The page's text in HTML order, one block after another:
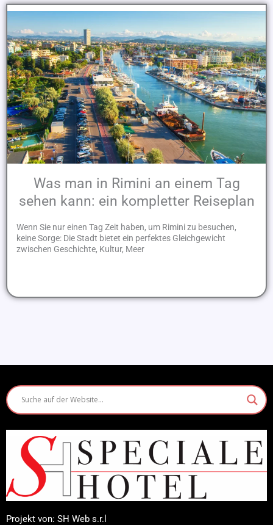
Was man in Rimini an einem Tag
sehen kann: ein kompletter Reiseplan
Wenn Sie nur einen Tag Zeit haben, um Rimini zu besuchen,
keine Sorge: Die Stadt bietet ein perfektes Gleichgewicht
zwischen Geschichte, Kultur, Meer
Projekt von: SH Web s.r.l